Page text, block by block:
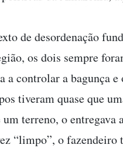
de desordenação
os dois sempre
a controlar a bagunça
tiveram quase que
um terreno, o
“limpo”, o fazendeiro